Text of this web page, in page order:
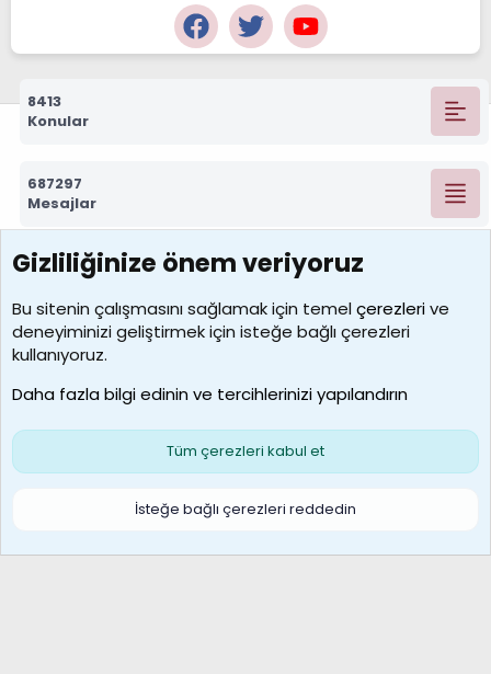
8413
Konular
687297
Mesajlar
7390
Kullanıcılar
MosesBrownHayranı
Son üye
Çerezler
S
Gizliliğinize önem veriyoruz
Bu sitenin çalışmasını sağlamak için temelçerezlerive
deneyiminizi geliştirmek için isteğe bağlı çerezleri
kullanıyoruz.
Daha fazla bilgi edinin ve tercihlerinizi yapılandırın
Tüm çerezleri kabul et
İsteğe bağlı çerezleri reddedin